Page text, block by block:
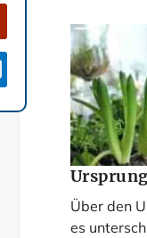
Ursprung
Über den
es